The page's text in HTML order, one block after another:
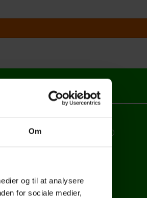
Om
og til at analysere
for sociale medier,
ÅBNINGSTIDER
Mandag til fredag 7.30-16.00
Lørdag lukket